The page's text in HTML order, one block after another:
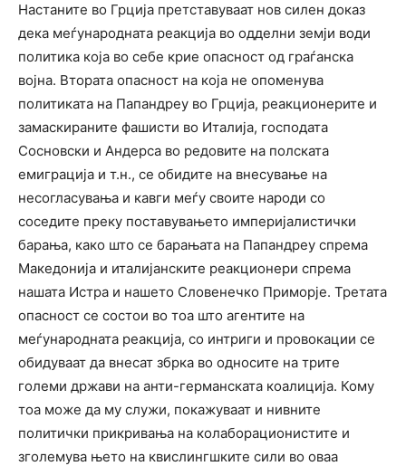
Настаните во Грција претставуваат нов силен доказ
дека меѓународната реакција во одделни земји води
политика која во себе крие опасност од граѓанска
војна. Втората опасност на која не опоменува
политиката на Папандреу во Грција, реакционерите и
замаскираните фашисти во Италија, господата
Сосновски и Андерса во редовите на полската
емиграција и т.н., се обидите на внесување на
несогласувања и кавги меѓу своите народи со
соседите преку поставувањето империјалистички
барања, како што се барањата на Папандреу спрема
Македонија и италијанските реакционери спрема
нашата Истра и нашето Словенечко Приморје. Третата
опасност се состои во тоа што агентите на
меѓународната реакција, со интриги и провокации се
обидуваат да внесат збрка во односите на трите
големи држави на анти-германската коалиција. Кому
тоа може да му служи, покажуваат и нивните
политички прикривања на колаборационистите и
зголемува њето на квислингшките сили во оваа